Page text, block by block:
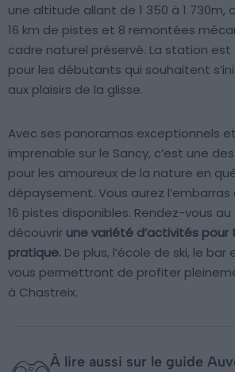
une altitude allant de 1 350 à 1
16 km de pistes et 8 remontées
cadre naturel préservé. La station
pour les débutants qui souhaitent
aux plaisirs de la glisse.
Avec ses panoramas exceptionnels
imprenable sur le Sancy, c’est une
pour les amoureux de la nature en
dépaysement. Vous aurez l’embarras
16 pistes disponibles. Rendez-vous
découvrir une variété d’activités pour
pratique. De plus, l’école de ski, le
vous permettront de profiter
à Chastreix.
À lire aussi sur le guide